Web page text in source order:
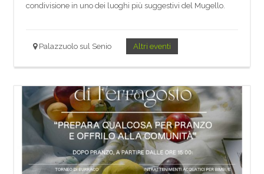
condivisione in uno dei luoghi più suggestivi del Mugello.
Palazzuolo sul Senio Altri eventi